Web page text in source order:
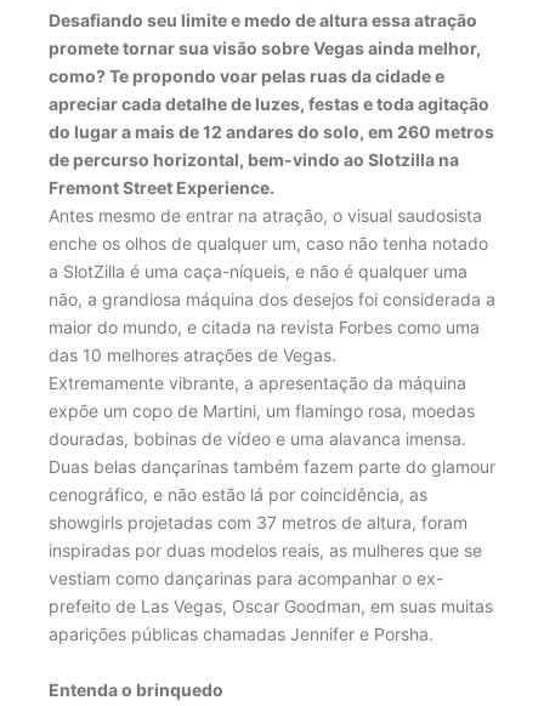
Desafiando seu limite e medo de altura essa atração
promete tornar sua visão sobre Vegas ainda melhor,
como? Te propondo voar pelas ruas da cidade e
apreciar cada detalhe de luzes, festas e toda agitação
do lugar a mais de 12 andares do solo, em 260 metros
de percurso horizontal, bem-vindo ao Slotzilla na
Fremont Street Experience.
Antes mesmo de entrar na atração, o visual saudosista
enche os olhos de qualquer um, caso não tenha notado
a SlotZilla é uma caça-níqueis, e não é qualquer uma
não, a grandiosa máquina dos desejos foi considerada a
maior do mundo, e citada na revista Forbes como uma
das 10 melhores atrações de Vegas.
Extremamente vibrante, a apresentação da máquina
expõe um copo de Martini, um flamingo rosa, moedas
douradas, bobinas de vídeo e uma alavanca imensa.
Duas belas dançarinas também fazem parte do glamour
cenográfico, e não estão lá por coincidência, as
showgirls projetadas com 37 metros de altura, foram
inspiradas por duas modelos reais, as mulheres que se
vestiam como dançarinas para acompanhar o ex-
prefeito de Las Vegas, Oscar Goodman, em suas muitas
aparições públicas chamadas Jennifer e Porsha.
Entenda o brinquedo